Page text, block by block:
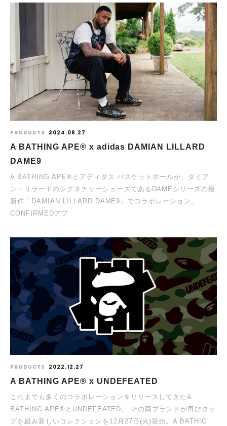
PRODUCTS 2024.08.27
A BATHING APE® x adidas DAMIAN LILLARD
DAME9
A BATHING APE®とアディダス バスケットボールが、ダミア
ン・リラードのシグネチャーシューズであるDAMEシリーズの最
新作「DAMIAN LILLARD DAME9」でコラボレーション。
CONFIRMEDアプ
PRODUCTS 2022.12.27
A BATHING APE® x UNDEFEATED
これまでも多くのコラボレーションをリリースしてきたA
BATHING APE®︎とUNDEFEATED。 その両ブランドが再びタッ
グを組み新しいコレクションを12月27日(火)発売。A BATHIG